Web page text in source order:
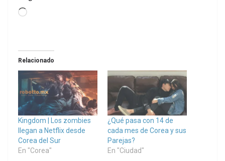
Loading…
Relacionado
Kingdom | Los zombies
llegan a Netflix desde
Corea del Sur
En "Corea"
¿Qué pasa con 14 de
cada mes de Corea y sus
Parejas?
En "Ciudad"